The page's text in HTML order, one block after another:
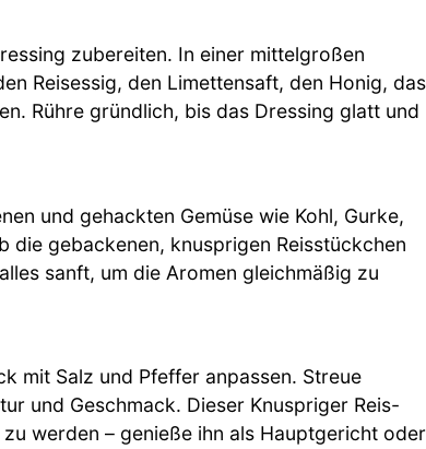
zubereiten. In einer mittelgroßen
Reisessig, den Limettensaft, den Honig, das
Rühre gründlich, bis das Dressing glatt und
und gehackten Gemüse wie Kohl, Gurke,
die gebackenen, knusprigen Reisstückchen
sanft, um die Aromen gleichmäßig zu
mit Salz und Pfeffer anpassen. Streue
und Geschmack. Dieser Knuspriger Reis-
werden – genieße ihn als Hauptgericht oder